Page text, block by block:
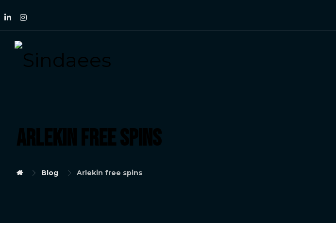
Arlekin free spins
Blog Arlekin free spins